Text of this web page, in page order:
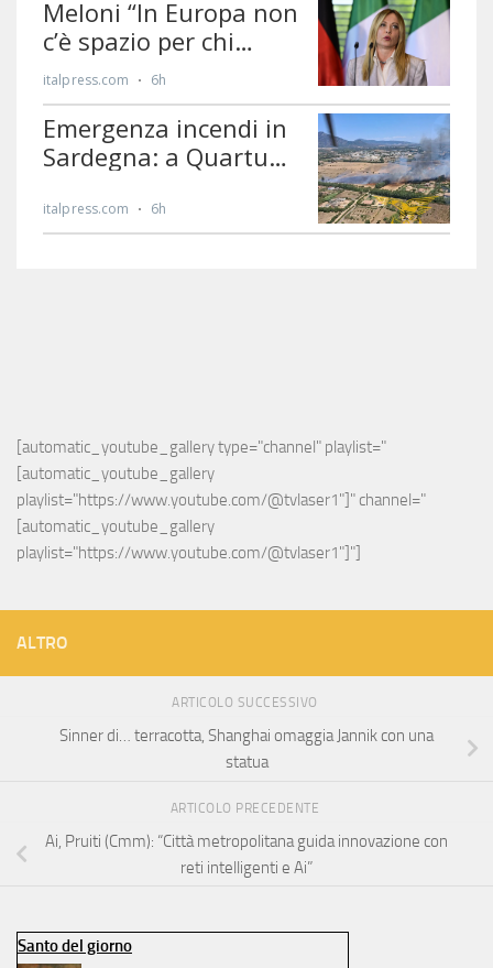
[automatic_youtube_gallery type="channel" playlist="
[automatic_youtube_gallery
playlist="https://www.youtube.com/@tvlaser1"]" channel="
[automatic_youtube_gallery
playlist="https://www.youtube.com/@tvlaser1"]"]
ALTRO
ARTICOLO SUCCESSIVO
Sinner di… terracotta, Shanghai omaggia Jannik con una
statua
ARTICOLO PRECEDENTE
Ai, Pruiti (Cmm): “Città metropolitana guida innovazione con
reti intelligenti e Ai”
Santo del giorno